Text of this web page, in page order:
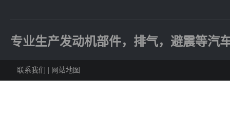
专业生产发动机部件，排气，避震等汽
联系我们 网站地图